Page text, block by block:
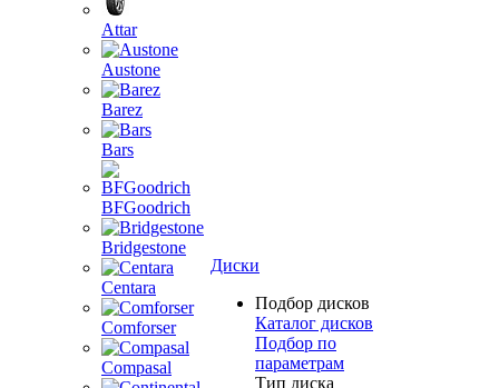
Attar
Austone
Barez
Bars
BFGoodrich
Bridgestone
Centara
Comforser
Compasal
Диски
Подбор дисков
Каталог дисков
Подбор по
параметрам
Тип диска